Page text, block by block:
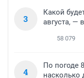
3
Какой
августа, —
58 079
4
По погоде